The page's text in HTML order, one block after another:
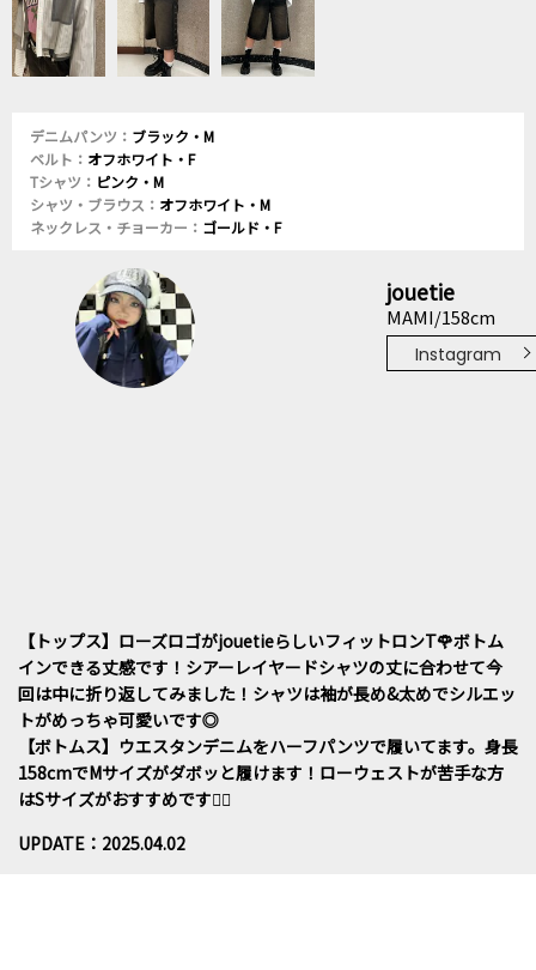
デニムパンツ： ブラック・M
ベルト： オフホワイト・F
Tシャツ： ピンク・M
シャツ・ブラウス： オフホワイト・M
ネックレス・チョーカー： ゴールド・F
jouetie
MAMI/158cm
Instagram
【トップス】ローズロゴがjouetieらしいフィットロンT🌹ボトム
インできる丈感です！シアーレイヤードシャツの丈に合わせて今
回は中に折り返してみました！シャツは袖が長め&太めでシルエッ
トがめっちゃ可愛いです◎
【ボトムス】ウエスタンデニムをハーフパンツで履いてます。身長
158cmでMサイズがダボッと履けます！ローウェストが苦手な方
はSサイズがおすすめです☝🏼
UPDATE：2025.04.02